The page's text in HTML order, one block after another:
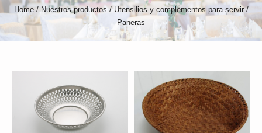
Home /Nuestros productos /Utensilios y complementos para servir /
Paneras